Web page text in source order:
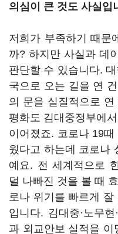
의심이 큰 것도 사실입
저희가 부족하기 때문
까? 하지만 사실과 데
판단할 수 있습니다.
국으로 오는 길을 연
의 문을 실질적으로
평화도 김대중정부에
이어졌죠. 코로나 19때
웠다고 하는데 코로나
예요. 전 세계적으로
덜 나빠진 것을 볼 때
로나 위기를 빠르게
입니다. 김대중·노무
과 외교안보 실적을 이